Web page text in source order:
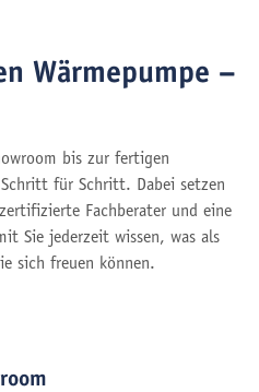
Wärmepumpe –
bis zur fertigen
für Schritt. Dabei setzen
Fachberater und eine
Sie jederzeit wissen, was als
sich freuen können.